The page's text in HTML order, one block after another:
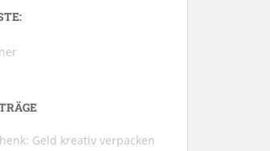
Geld kreativ verpacken